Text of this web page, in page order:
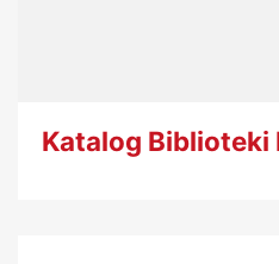
Katalog Biblioteki